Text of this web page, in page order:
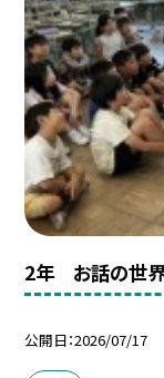
2年 お話の世界
公開日 2026/07/17